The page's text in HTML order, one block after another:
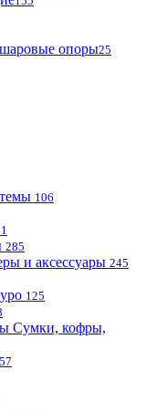
опоры25
106
285
и аксессуары 245
125
Сумки, кофры,